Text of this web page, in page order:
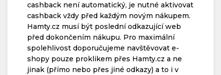
cashback není automatický, je nutné aktivovat
cashback vždy před každým novým nákupem.
Hamty.cz musí být poslední odkazující web
před dokončením nákupu. Pro maximální
spolehlivost doporučujeme navštěvovat e-
shopy pouze proklikem přes Hamty.cz a ne
jinak (přímo nebo přes jiné odkazy) a to i v